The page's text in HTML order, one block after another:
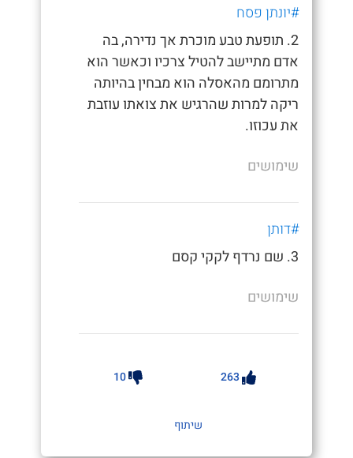
#יונתן פסח
2. תופעת טבע מוכרת אך נדירה, בה
אדם מתיישב להטיל צרכיו וכאשר הוא
מתרומם מהאסלה הוא מבחין בהיותה
ריקה למרות שהרגיש את צואתו עוזבת
את עכוזו.
שימושים
#דותן
3. שם נרדף לקקי קסם
שימושים
263
10
שיתוף